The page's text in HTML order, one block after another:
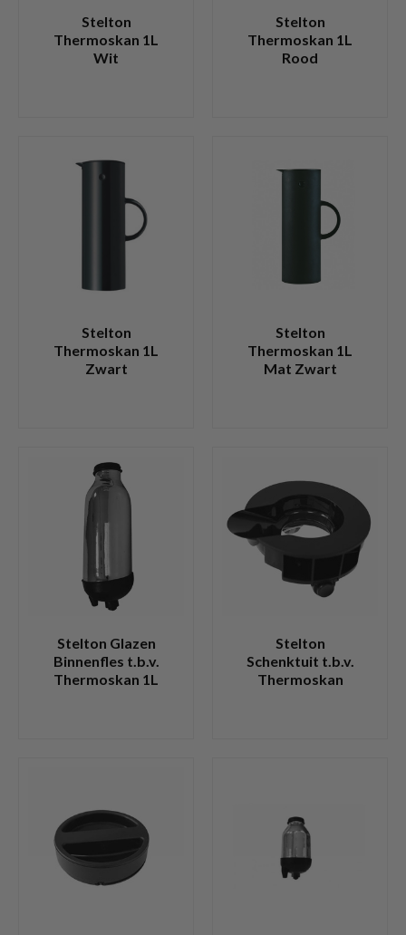
Stelton
Thermoskan 1L
Wit
Stelton
Thermoskan 1L
Rood
Stelton
Thermoskan 1L
Zwart
Stelton
Thermoskan 1L
Mat Zwart
Stelton Glazen
Binnenfles t.b.v.
Thermoskan 1L
Stelton
Schenktuit t.b.v.
Thermoskan